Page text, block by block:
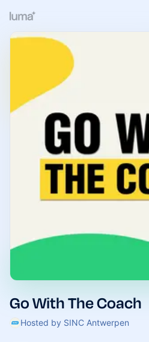
Go With The Coach
Hosted by SINC Antwerpen